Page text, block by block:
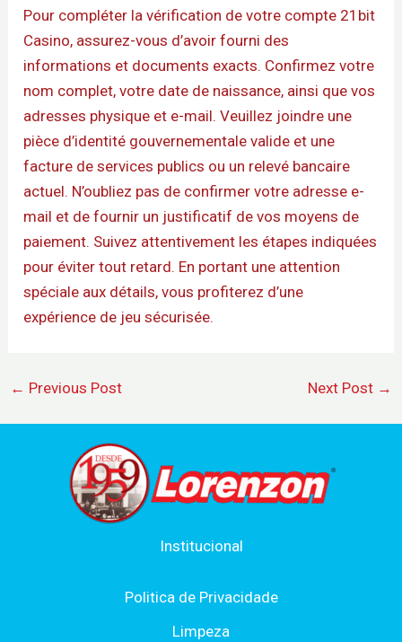
Pour compléter la vérification de votre compte 21bit
Casino, assurez-vous d’avoir fourni des
informations et documents exacts. Confirmez votre
nom complet, votre date de naissance, ainsi que vos
adresses physique et e-mail. Veuillez joindre une
pièce d’identité gouvernementale valide et une
facture de services publics ou un relevé bancaire
actuel. N’oubliez pas de confirmer votre adresse e-
mail et de fournir un justificatif de vos moyens de
paiement. Suivez attentivement les étapes indiquées
pour éviter tout retard. En portant une attention
spéciale aux détails, vous profiterez d’une
expérience de jeu sécurisée.
← Previous Post Next Post →
Institucional
Politica de Privacidade
Limpeza